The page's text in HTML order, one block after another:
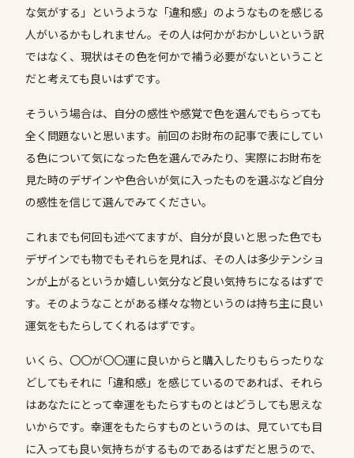
な気がする」というような「違和感」のようなものを感じる
人がいるかもしれません。その人は何かがおかしいという訳
ではなく、現状はその色を何かで補う必要がないということ
だと考えても良いはずです。
そういう場合は、自分の感性や感覚で色を選んでもらっても
全く問題ないと思います。前回のお財布の記事で表にしてい
る色について気になった色を選んでみたり、実際にお財布を
見た時のデザインや色合いが気に入ったものを選ぶなど自分
の感性を信じて選んでみてください。
これまでも何回も述べてますが、自分が良いと思った色でも
デザインでも物でもそれらを見れば、その人は多少テンショ
ンが上がるというか嬉しい気分など良い気持ちになるはずで
す。そのようなことがある様々な物というのは持ち主に良い
運気をもたらしてくれるはずです。
いくら、〇〇が〇〇運に良いからと購入したりもらったりな
どしてもそれに「違和感」を感じているのであれば、それら
はあなたにとって幸運をもたらすものとはどうしても思えな
いからです。幸運をもたらすものというのは、見ていても目
に入っても良い気持ちがするものであるはずだと思うので、